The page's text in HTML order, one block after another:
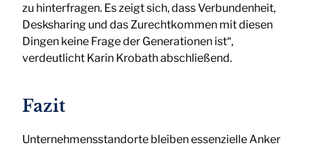
zu hinterfragen. Es zeigt sich, dass Verbundenheit,
Desksharing und das Zurechtkommen mit diesen
Dingen keine Frage der Generationen ist“,
verdeutlicht Karin Krobath abschließend.
Fazit
Unternehmensstandorte bleiben essenzielle Anker